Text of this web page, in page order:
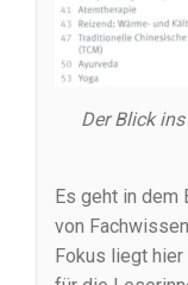
Der Blick
Es geht in dem
von
Fokus liegt